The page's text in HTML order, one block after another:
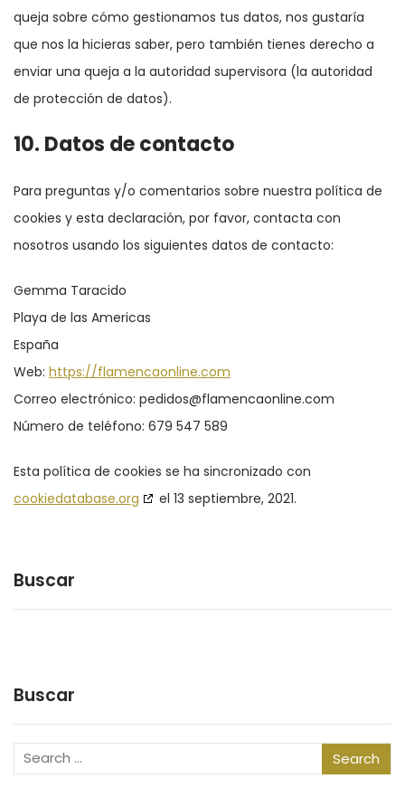
queja sobre cómo gestionamos tus datos, nos gustaría
que nos la hicieras saber, pero también tienes derecho a
enviar una queja a la autoridad supervisora (la autoridad
de protección de datos).
10. Datos de contacto
Para preguntas y/o comentarios sobre nuestra política de
cookies y esta declaración, por favor, contacta con
nosotros usando los siguientes datos de contacto:
Gemma Taracido
Playa de las Americas
España
Web: https://flamencaonline.com
Correo electrónico: pedidos@flamencaonline.com
Número de teléfono: 679 547 589
Esta política de cookies se ha sincronizado con
cookiedatabase.org
el 13 septiembre, 2021.
Buscar
Buscar